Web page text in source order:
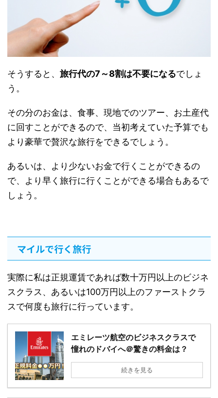
そうすると、 旅行代の7～8割は不要になるでしょ
う。
その分のお金は、食事、現地でのツアー、お土産代
に回すことができるので、当初考えていた予算でも
より豪華で贅沢な旅行をできるでしょう。
あるいは、より少ないお金で行くことができるの
で、より早く旅行に行くことができる場合もあるで
しょう。
マイルで行く旅行
実際に私は正規運賃であれば数十万円以上のビジネ
スクラス、あるいは100万円以上のファーストクラ
スで何度も旅行に行っています。
エミレーツ航空のビジネスクラスで
憧れのドバイへ＠驚きの料金は？
続きを見る